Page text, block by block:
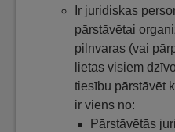
Ir juridiskas
pārstāvētai
pilnvaras (vai
lietas visiem
tiesību pārstāvēt
ir viens no:
Pārstāvētās